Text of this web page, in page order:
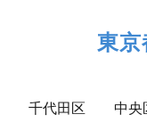
東
千代田区 中央